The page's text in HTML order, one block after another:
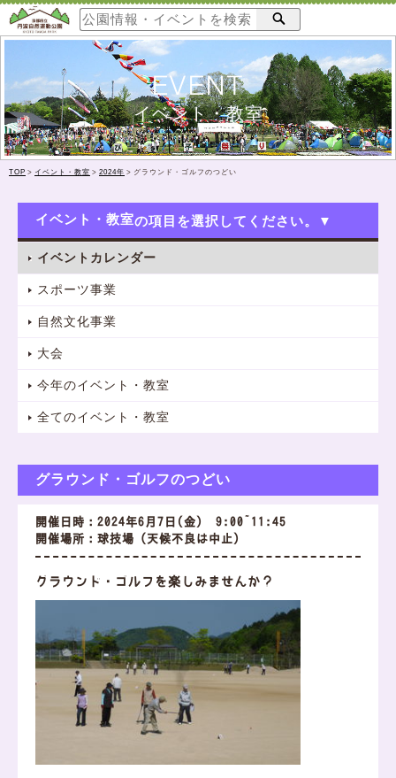
EVENT
イベント・教室
TOP > イベント・教室 > 2024年 > グラウンド・ゴルフのつどい
イベント・教室
イベントカレンダー
スポーツ事業
自然文化事業
大会
今年のイベント・教室
全てのイベント・教室
グラウンド・ゴルフのつどい
開催日時：2024年6月7日(金) 9:00~11:45
開催場所：球技場（天候不良は中止）
グラウンド・ゴルフを楽しみませんか？